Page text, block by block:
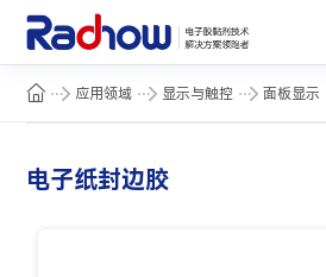
应用领域 显示与触控 面板显示
电子纸封边胶